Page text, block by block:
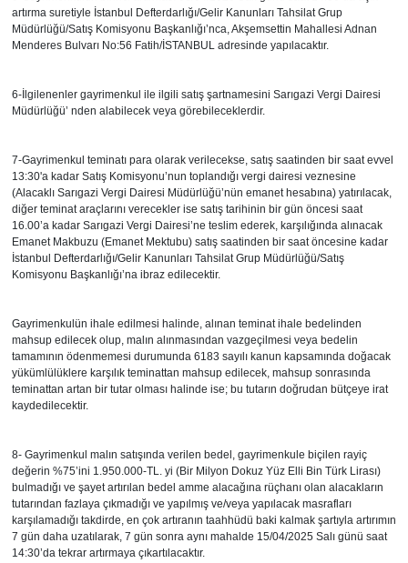
artırma suretiyle İstanbul Defterdarlığı/Gelir Kanunları Tahsilat Grup
Müdürlüğü/Satış Komisyonu Başkanlığı’nca, Akşemsettin Mahallesi Adnan
Menderes Bulvarı No:56 Fatih/İSTANBUL adresinde yapılacaktır.
6-İlgilenenler gayrimenkul ile ilgili satış şartnamesini Sarıgazi Vergi Dairesi
Müdürlüğü’ nden alabilecek veya görebileceklerdir.
7-Gayrimenkul teminatı para olarak verilecekse, satış saatinden bir saat evvel
13:30'a kadar Satış Komisyonu’nun toplandığı vergi dairesi veznesine
(Alacaklı Sarıgazi Vergi Dairesi Müdürlüğü’nün emanet hesabına) yatırılacak,
diğer teminat araçlarını verecekler ise satış tarihinin bir gün öncesi saat
16.00’a kadar Sarıgazi Vergi Dairesi’ne teslim ederek, karşılığında alınacak
Emanet Makbuzu (Emanet Mektubu) satış saatinden bir saat öncesine kadar
İstanbul Defterdarlığı/Gelir Kanunları Tahsilat Grup Müdürlüğü/Satış
Komisyonu Başkanlığı’na ibraz edilecektir.
Gayrimenkulün ihale edilmesi halinde, alınan teminat ihale bedelinden
mahsup edilecek olup, malın alınmasından vazgeçilmesi veya bedelin
tamamının ödenmemesi durumunda 6183 sayılı kanun kapsamında doğacak
yükümlülüklere karşılık teminattan mahsup edilecek, mahsup sonrasında
teminattan artan bir tutar olması halinde ise; bu tutarın doğrudan bütçeye irat
kaydedilecektir.
8- Gayrimenkul malın satışında verilen bedel, gayrimenkule biçilen rayiç
değerin %75’ini 1.950.000-TL. yi (Bir Milyon Dokuz Yüz Elli Bin Türk Lirası)
bulmadığı ve şayet artırılan bedel amme alacağına rüçhanı olan alacakların
tutarından fazlaya çıkmadığı ve yapılmış ve/veya yapılacak masrafları
karşılamadığı takdirde, en çok artıranın taahhüdü baki kalmak şartıyla artırımın
7 gün daha uzatılarak, 7 gün sonra aynı mahalde 15/04/2025 Salı günü saat
14:30’da tekrar artırmaya çıkartılacaktır.
Ramazan
Sağlık
Savunma Sanayi
Seçim 2023
Teknoloji ve Bilim
Televizyon